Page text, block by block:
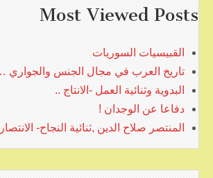
Most Viewed Posts
القبيسيات السوريات
تاريخ العرب في مجال الجنس والجواري
البدوية وثنائية العمل -الانتاج ..
دفاعا عن الوجدان !
المنتصر صلاح الدين ,ثنائية النجاح-